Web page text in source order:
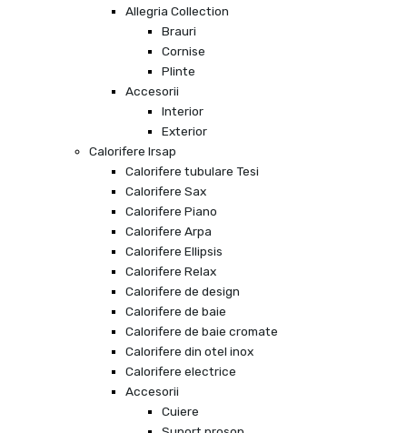
Allegria Collection
Brauri
Cornise
Plinte
Accesorii
Interior
Exterior
Calorifere Irsap
Calorifere tubulare Tesi
Calorifere Sax
Calorifere Piano
Calorifere Arpa
Calorifere Ellipsis
Calorifere Relax
Calorifere de design
Calorifere de baie
Calorifere de baie cromate
Calorifere din otel inox
Calorifere electrice
Accesorii
Cuiere